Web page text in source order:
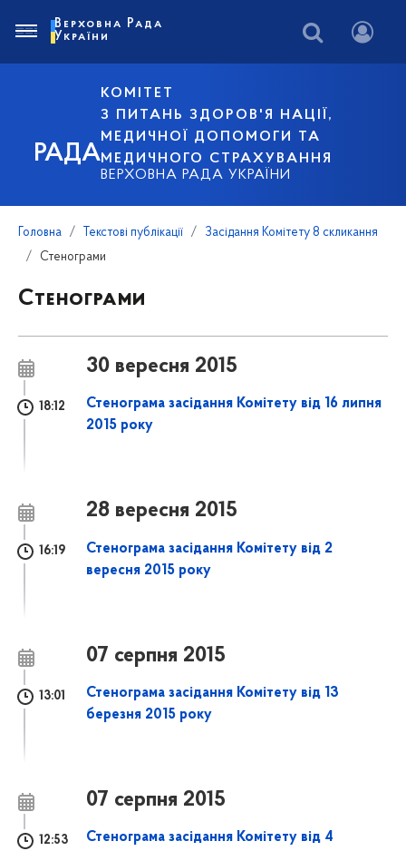
РАДА
КОМІТЕТ
З ПИТАНЬ ЗДОРОВ'Я НАЦІЇ,
МЕДИЧНОЇ ДОПОМОГИ ТА
МЕДИЧНОГО СТРАХУВАННЯ
ВЕРХОВНА РАДА УКРАЇНИ
Верховна Рада
України
Головна Текстові публікації
Засідання Комітету 8 скликання
Стенограми
Стенограми
30 вересня 2015
18:12
Стенограма засідання Комітету від 16 липня
2015 року
28 вересня 2015
16:19
Стенограма засідання Комітету від 2
вересня 2015 року
07 серпня 2015
13:01
Стенограма засідання Комітету від 13
березня 2015 року
07 серпня 2015
12:53
Стенограма засідання Комітету від 4